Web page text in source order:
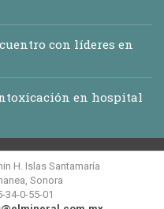
con líderes en
en hospital
H. Islas Santamaría
Sonora
34-0-55-01